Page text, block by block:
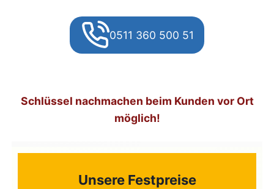
0511 360 500 51
Schlüssel nachmachen beim Kunden vor Ort
möglich!
Unsere Festpreise